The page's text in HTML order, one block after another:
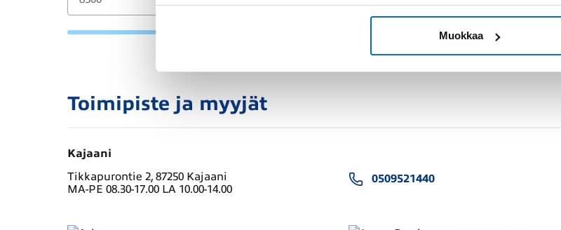
Muokkaa
Toimipiste ja myyjät
Kajaani
Tikkapurontie 2, 87250 Kajaani
MA-PE 08.30-17.00 LA 10.00-14.00
0509521440